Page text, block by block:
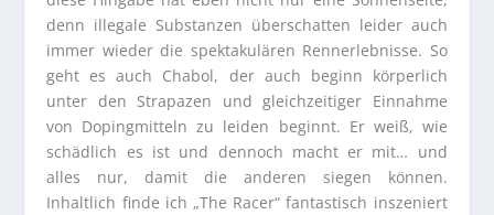
denn illegale Substanzen überschatten leider auch
immer wieder die spektakulären Rennerlebnisse. So
geht es auch Chabol, der auch beginn körperlich
unter den Strapazen und gleichzeitiger Einnahme
von Dopingmitteln zu leiden beginnt. Er weiß, wie
schädlich es ist und dennoch macht er mit… und
alles nur, damit die anderen siegen können.
Inhaltlich finde ich „The Racer“ fantastisch inszeniert